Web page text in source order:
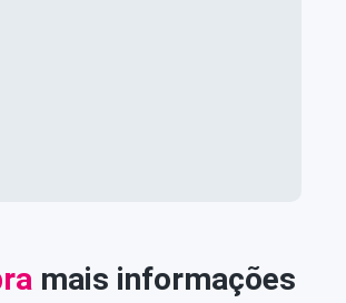
mais informações